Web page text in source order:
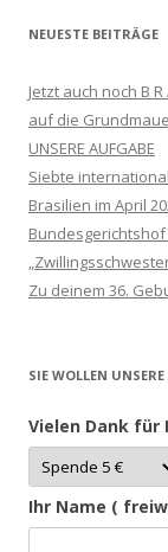
NEUESTE BEITRÄGE
Jetzt auch noch B
auf die
UNSERE AUFGABE
Siebte
Brasilien im April
Zu deinem 36.
SIE WOLLEN
Vielen Dank für
Ihr Name (